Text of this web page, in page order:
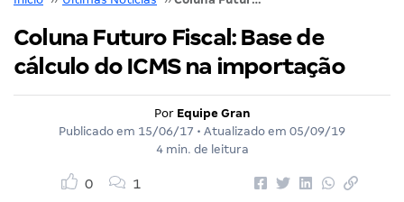
Coluna Futuro Fiscal: Base de
cálculo do ICMS na importação
Por Equipe Gran
Publicado em 15/06/17 • Atualizado em 05/09/19
4 min. de leitura
0 1